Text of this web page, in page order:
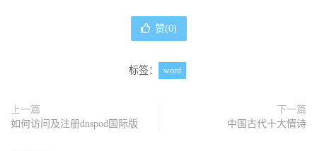
赞(0)
标签： word
上一篇
如何访问及注册dnspod国际版
下一篇
中国古代十大情诗